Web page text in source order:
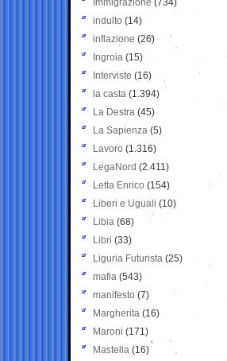
Immigrazione (734)
indulto (14)
inflazione (26)
Ingroia (15)
Interviste (16)
la casta (1.394)
La Destra (45)
La Sapienza (5)
Lavoro (1.316)
LegaNord (2.411)
Letta Enrico (154)
Liberi e Uguali (10)
Libia (68)
Libri (33)
Liguria Futurista (25)
mafia (543)
manifesto (7)
Margherita (16)
Maroni (171)
Mastella (16)